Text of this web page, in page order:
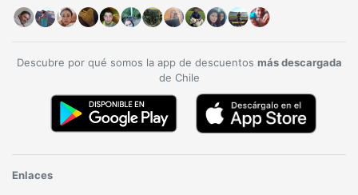
Descubre por qué somos la app de descuentos más descargada
de Chile
Enlaces